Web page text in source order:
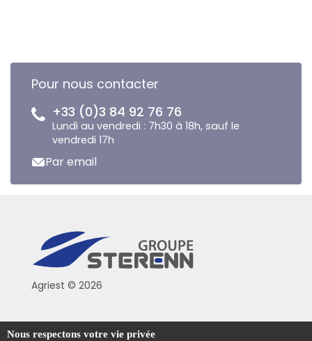
Pour nous contacter
+33 (0)3 84 92 76 76
Lundi au vendredi : 7h30 à 18h, sauf le
vendredi 17h
Par email
Agriest © 2026
Conditions générales de vente
Nous respectons votre vie privée